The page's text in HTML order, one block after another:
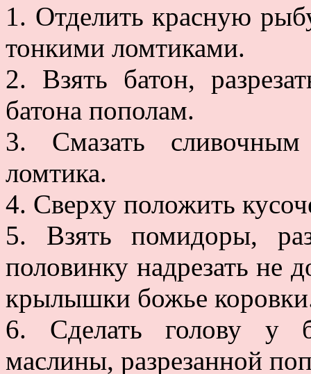
1. Отделить красную
тонкими ломтиками.
2. Взять батон,
батона пополам.
3. Смазать
ломтика.
4. Сверху положить
5. Взять помидоры,
половинку надрезать не
крылышки божье
6. Сделать голову у
маслины, разрезанной